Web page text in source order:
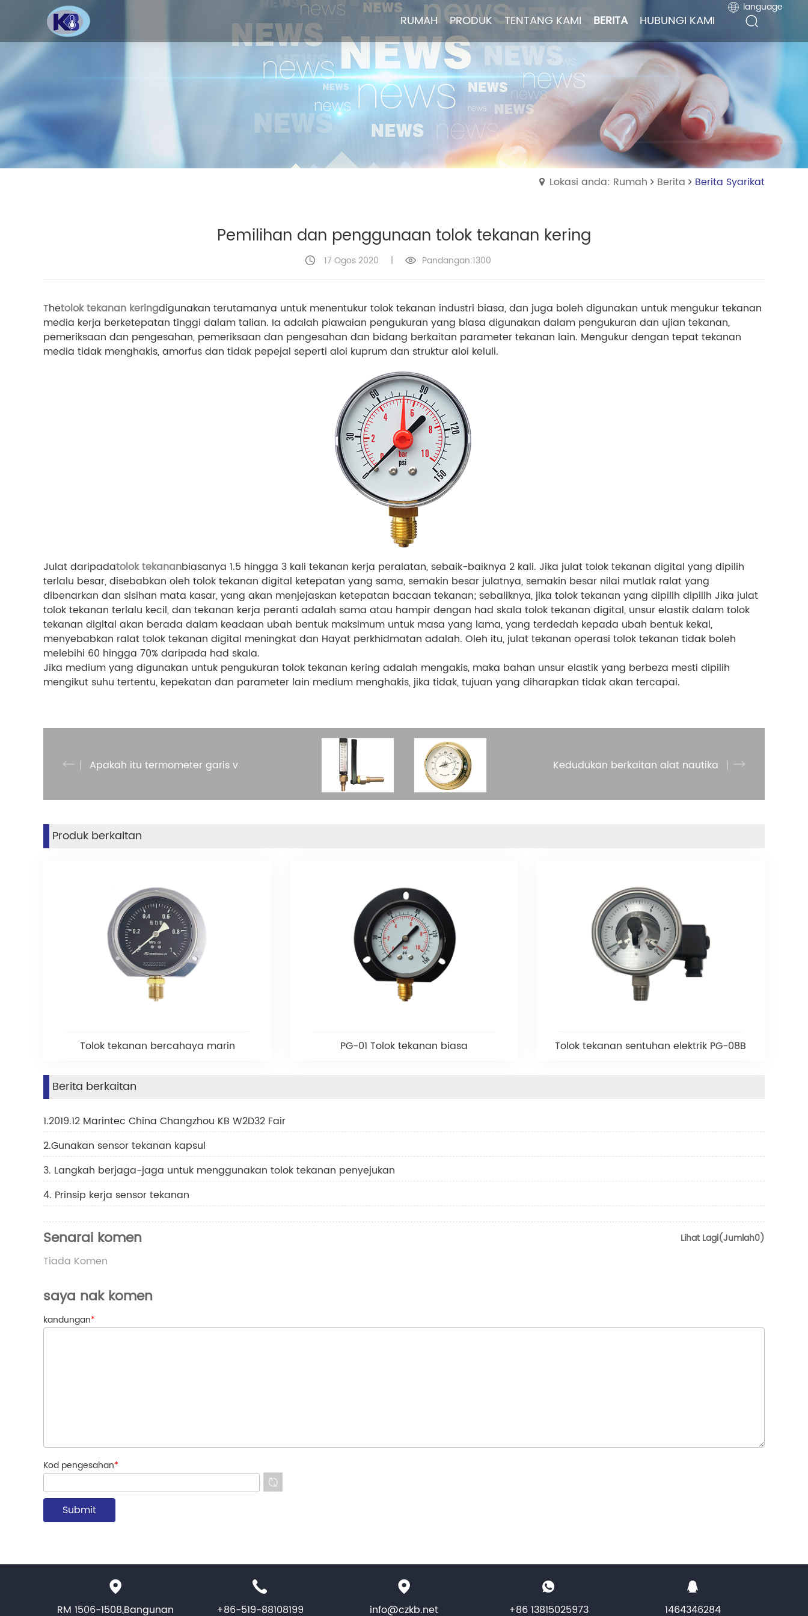
RUMAH PRODUK TENTANG KAMI BERITA HUBUNGI KAMI
language
RUMAH PRODUK TENTANG KAMI BERITA HUBUNGI KAMI
language
Lokasi anda: Rumah Berita Berita Syarikat
Pemilihan dan penggunaan tolok tekanan kering
17 Ogos 2020 | Pandangan:1300
Thetolok tekanan keringdigunakan terutamanya untuk menentukur tolok tekanan industri biasa, dan juga boleh digunakan untuk mengukur tekanan
media kerja berketepatan tinggi dalam talian. Ia adalah piawaian pengukuran yang biasa digunakan dalam pengukuran dan ujian tekanan,
pemeriksaan dan pengesahan, pemeriksaan dan pengesahan dan bidang berkaitan parameter tekanan lain. Mengukur dengan tepat tekanan
media tidak menghakis, amorfus dan tidak pepejal seperti aloi kuprum dan struktur aloi keluli.
Julat daripadatolok tekananbiasanya 1.5 hingga 3 kali tekanan kerja peralatan, sebaik-baiknya 2 kali. Jika julat tolok tekanan digital yang dipilih
terlalu besar, disebabkan oleh tolok tekanan digital ketepatan yang sama, semakin besar julatnya, semakin besar nilai mutlak ralat yang
dibenarkan dan sisihan mata kasar, yang akan menjejaskan ketepatan bacaan tekanan; sebaliknya, jika tolok tekanan yang dipilih dipilih Jika julat
tolok tekanan terlalu kecil, dan tekanan kerja peranti adalah sama atau hampir dengan had skala tolok tekanan digital, unsur elastik dalam tolok
tekanan digital akan berada dalam keadaan ubah bentuk maksimum untuk masa yang lama, yang terdedah kepada ubah bentuk kekal,
menyebabkan ralat tolok tekanan digital meningkat dan Hayat perkhidmatan adalah. Oleh itu, julat tekanan operasi tolok tekanan tidak boleh
melebihi 60 hingga 70% daripada had skala.
Jika medium yang digunakan untuk pengukuran tolok tekanan kering adalah mengakis, maka bahan unsur elastik yang berbeza mesti dipilih
mengikut suhu tertentu, kepekatan dan parameter lain medium menghakis, jika tidak, tujuan yang diharapkan tidak akan tercapai.
Apakah itu termometer garis v Kedudukan berkaitan alat nautika
Produk berkaitan
Tolok tekanan bercahaya marin PG-01 Tolok tekanan biasa Tolok tekanan sentuhan elektrik PG-08B
Berita berkaitan
1.2019.12 Marintec China Changzhou KB W2D32 Fair
2.Gunakan sensor tekanan kapsul
3. Langkah berjaga-jaga untuk menggunakan tolok tekanan penyejukan
4. Prinsip kerja sensor tekanan
Lihat Lagi(Jumlah0)
Senarai komen
Tiada Komen
saya nak komen
kandungan*
Kod pengesahan*
RM 1506-1508,Bangunan +86-519-88108199 info@czkb.net +86 13815025973 1464346284